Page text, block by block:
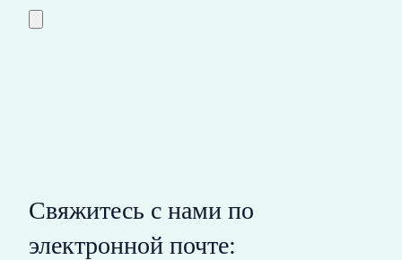
Свяжитесь с нами по
электронной почте: